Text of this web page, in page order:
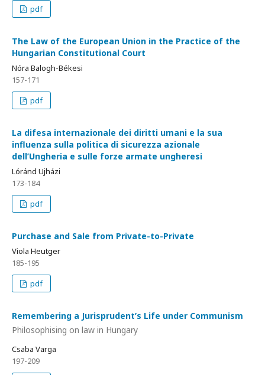
pdf
The Law of the European Union in the Practice of the
Hungarian Constitutional Court
Nóra Balogh-Békesi
157-171
pdf
La difesa internazionale dei diritti umani e la sua
influenza sulla politica di sicurezza azionale
dell’Ungheria e sulle forze armate ungheresi
Lóránd Ujházi
173-184
pdf
Purchase and Sale from Private-to-Private
Viola Heutger
185-195
pdf
Remembering a Jurisprudent’s Life under Communism
Philosophising on law in Hungary
Csaba Varga
197-209